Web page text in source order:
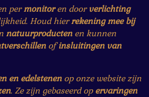
permonitoren doorverlichting
Houd hierrekening mee bij
natuurproductenen kunnen
ofinsluitingen van
en edelstenenop onze website zijn
. Ze zijn gebaseerd op ervaringen